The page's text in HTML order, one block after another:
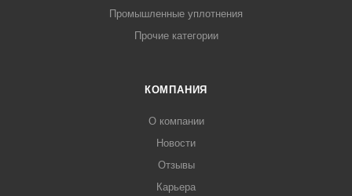
Промышленные уплотнения
Прочие категории
КОМПАНИЯ
О компании
Новости
Отзывы
Карьера